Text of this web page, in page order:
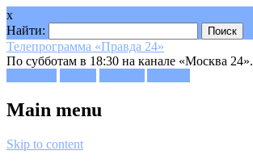
x
Найти:
Телепрограмма «Правда 24»
По субботам в 18:30 на канале «Москва 24».
Main menu
Skip to content